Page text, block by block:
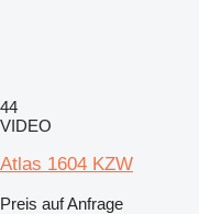
44
VIDEO
Atlas 1604 KZW
Preis auf Anfrage